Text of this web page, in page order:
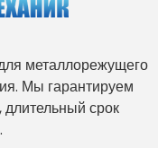
металлорежущего
Мы гарантируем
длительный срок